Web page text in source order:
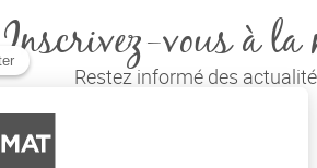
Inscrivez-vous à la
Restez informé des